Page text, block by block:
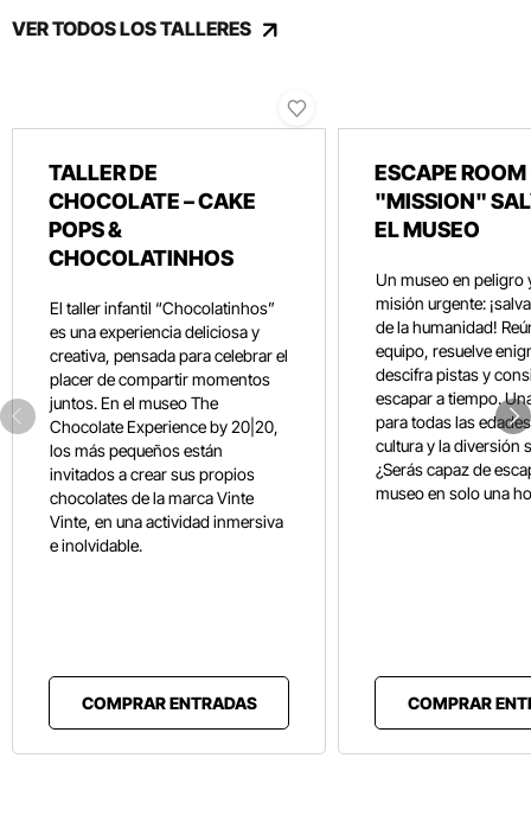
VER TODOS LOS TALLERES
TALLER DE
CHOCOLATE – CAKE
POPS &
CHOCOLATINHOS
El taller infantil “Chocolatinhos”
es una experiencia deliciosa y
creativa, pensada para celebrar el
placer de compartir momentos
juntos. En el museo The
Chocolate Experience by 20|20,
los más pequeños están
invitados a crear sus propios
chocolates de la marca Vinte
Vinte, en una actividad inmersiva
e inolvidable.
COMPRAR ENTRADAS
ESCAPE ROOM
"MISSION"
EL MUSEO
Un museo en peligro
misión urgente:
de la humanidad!
equipo, resuelve
descifra pistas y
escapar a tiempo.
para todas las
cultura y la diversión
¿Serás capaz de
museo en solo una
COMPRAR